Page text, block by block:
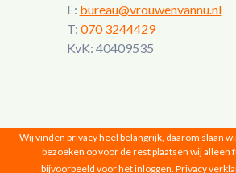
E: bureau@vrouwenvannu.nl
T: 070 3244429
KvK: 40409535
Vrouwen van Nu © 2026 |
Wij vinden privacy heel belangrijk, daarom slaan
bezoeken op voor de rest plaatsen wij alleen
bijvoorbeeld voor het inloggen. Privacy